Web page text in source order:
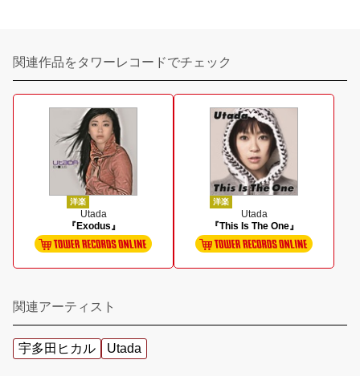
関連作品をタワーレコードでチェック
洋楽
Utada
『Exodus』
洋楽
Utada
『This Is The One』
関連アーティスト
宇多田ヒカル Utada